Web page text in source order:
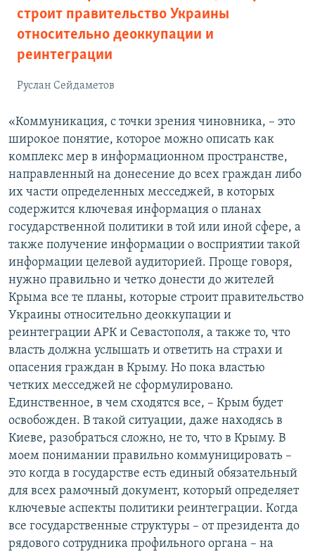
строит правительство Украины
относительно деоккупации и
реинтеграции
Руслан Сейдаметов
«Коммуникация, с точки зрения чиновника, – это
широкое понятие, которое можно описать как
комплекс мер в информационном пространстве,
направленный на донесение до всех граждан либо
их части определенных месседжей, в которых
содержится ключевая информация о планах
государственной политики в той или иной сфере, а
также получение информации о восприятии такой
информации целевой аудиторией. Проще говоря,
нужно правильно и четко донести до жителей
Крыма все те планы, которые строит правительство
Украины относительно деоккупации и
реинтеграции АРК и Севастополя, а также то, что
власть должна услышать и ответить на страхи и
опасения граждан в Крыму. Но пока властью
четких месседжей не сформулировано.
Единственное, в чем сходятся все, – Крым будет
освобожден. В такой ситуации, даже находясь в
Киеве, разобраться сложно, не то, что в Крыму. В
моем понимании правильно коммуницировать –
это когда в государстве есть единый обязательный
для всех рамочный документ, который определяет
ключевые аспекты политики реинтеграции. Когда
все государственные структуры – от президента до
рядового сотрудника профильного органа – на